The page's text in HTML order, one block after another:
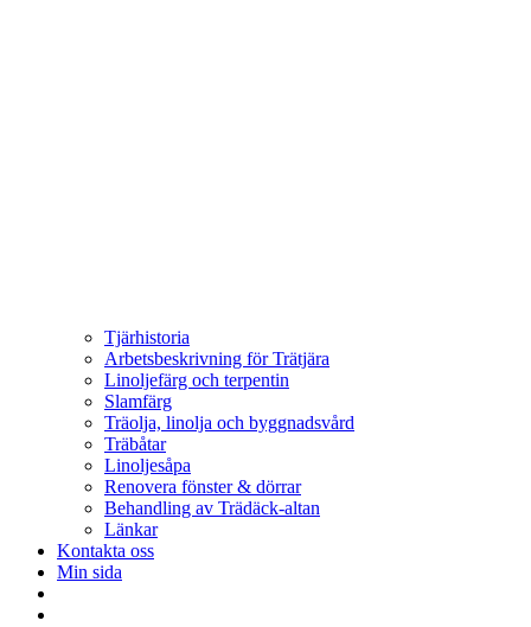
Tjärhistoria
Arbetsbeskrivning för Trätjära
Linoljefärg och terpentin
Slamfärg
Träolja, linolja och byggnadsvård
Träbåtar
Linoljesåpa
Renovera fönster & dörrar
Behandling av Trädäck-altan
Länkar
Kontakta oss
Min sida